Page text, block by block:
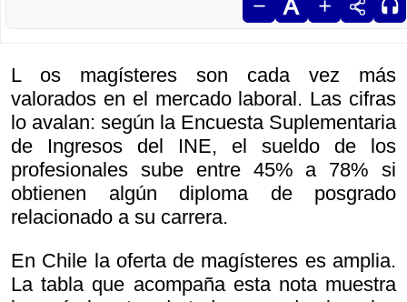
L os magísteres son cada vez más
valorados en el mercado laboral. Las cifras
lo avalan: según la Encuesta Suplementaria
de Ingresos del INE, el sueldo de los
profesionales sube entre 45% a 78% si
obtienen algún diploma de posgrado
relacionado a su carrera.
En Chile la oferta de magísteres es amplia.
La tabla que acompaña esta nota muestra